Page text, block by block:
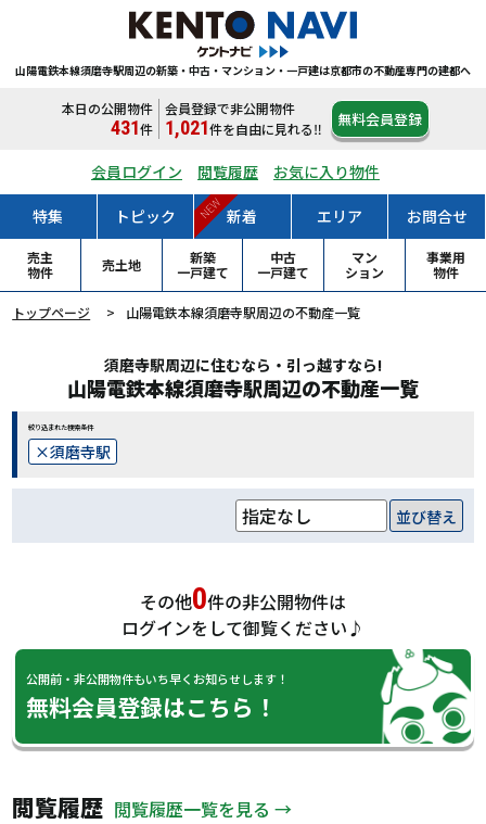
山陽電鉄本線須磨寺駅周辺の新築・中古・マンション・一戸建は京都市の不動産専門の建都へ
本日の公開物件
431件
会員登録で非公開物件
1,021件を自由に見れる‼ 無料会員登録
会員ログイン 閲覧履歴 お気に入り物件
特集 トピック 新着
NEW エリア お問合せ
売主
物件
売土地
新築
一戸建て
中古
一戸建て
マン
ション
事業用
物件
トップページ 山陽電鉄本線須磨寺駅周辺の不動産一覧
須磨寺駅周辺に住むなら・引っ越すなら!
山陽電鉄本線須磨寺駅周辺の不動産一覧
絞り込まれた検索条件
須磨寺駅
並び替え
その他0件の非公開物件は
ログインをして御覧ください♪
公開前・非公開物件もいち早くお知らせします！
無料会員登録はこちら！
閲覧履歴 閲覧履歴一覧を見る →